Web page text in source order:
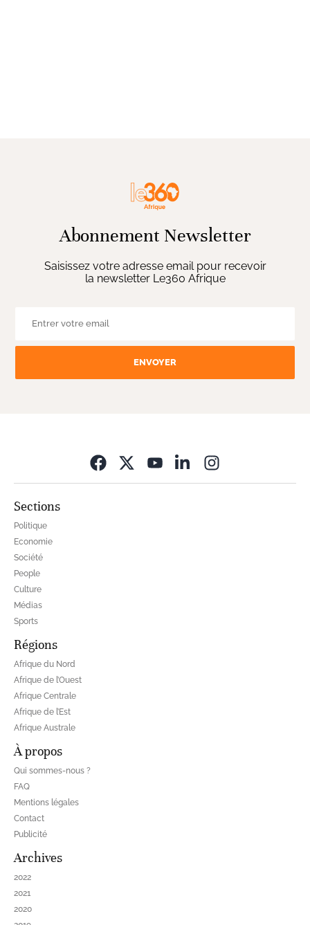
Abonnement Newsletter
Saisissez votre adresse email pour recevoir
la newsletter Le360 Afrique
ENVOYER
Sections
Politique
Economie
Société
People
Culture
Médias
Sports
Régions
Afrique du Nord
Afrique de l’Ouest
Afrique Centrale
Afrique de l’Est
Afrique Australe
À propos
Qui sommes-nous ?
FAQ
Mentions légales
Contact
Publicité
Archives
2022
2021
2020